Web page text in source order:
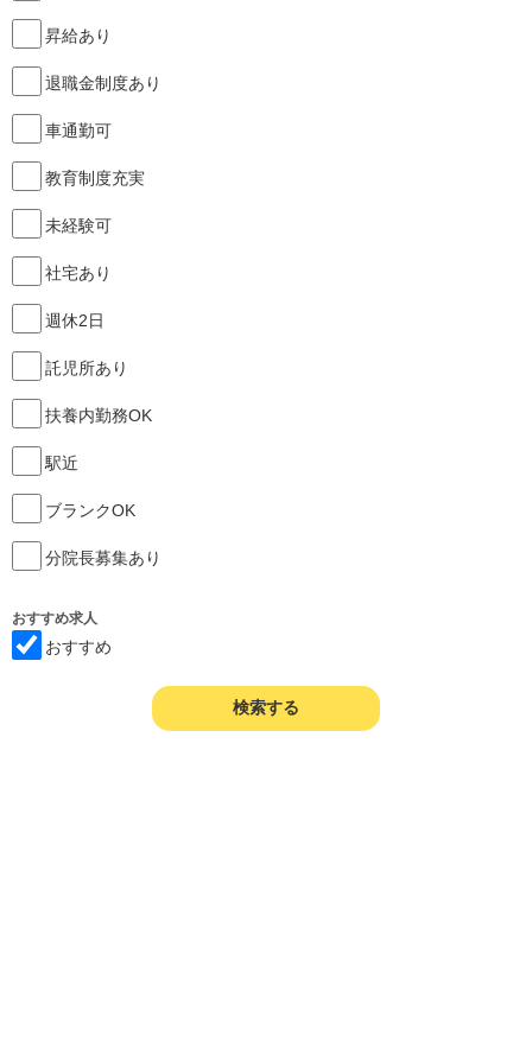
昇給あり
退職金制度あり
車通勤可
教育制度充実
未経験可
社宅あり
週休2日
託児所あり
扶養内勤務OK
駅近
ブランクOK
分院長募集あり
おすすめ求人
おすすめ